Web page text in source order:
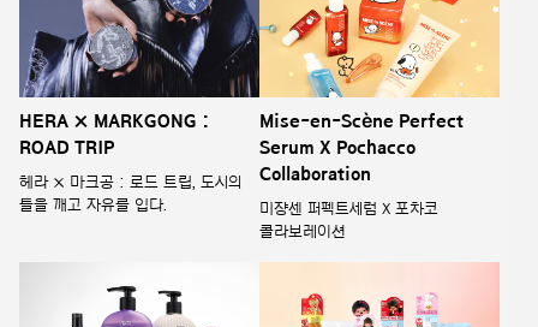
HERA × MARKGONG :
ROAD TRIP
헤라 × 마크공 : 로드 트립, 도시의
틀을 깨고 자유를 입다.
Mise-en-Scène Perfect
Serum X Pochacco
Collaboration
미쟝센 퍼펙트세럼 X 포차코
콜라보레이션